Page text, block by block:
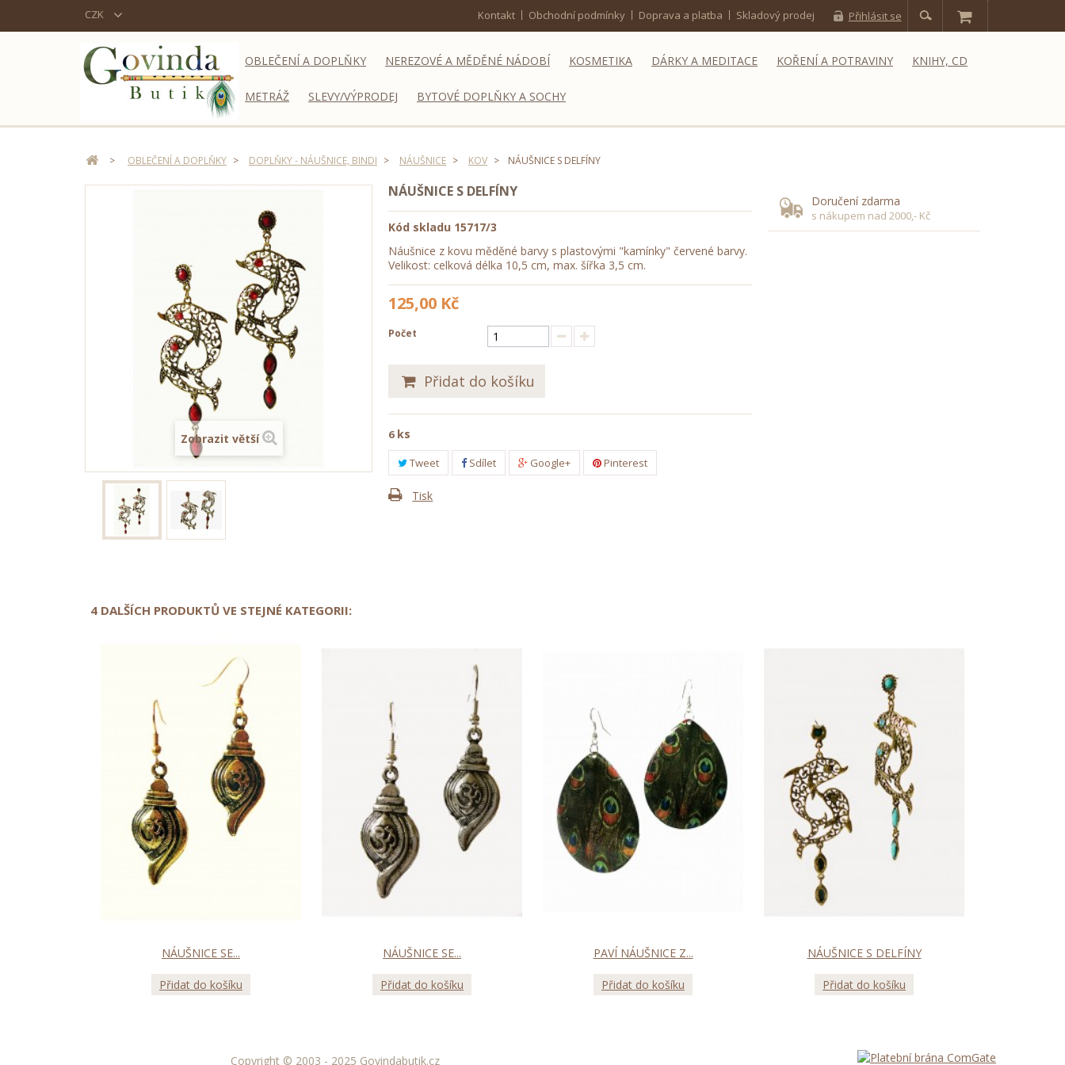
Přihlásit se
CZK Kontakt Obchodní podmínky Doprava a platba Skladový prodej
OBLEČENÍ A DOPLŇKY NEREZOVÉ A MĚDĚNÉ NÁDOBÍ KOSMETIKA DÁRKY A MEDITACE KOŘENÍ A POTRAVINY KNIHY, CD
METRÁŽ SLEVY/VÝPRODEJ BYTOVÉ DOPLŇKY A SOCHY
> OBLEČENÍ A DOPLŇKY > DOPLŇKY - NÁUŠNICE, BINDI > NÁUŠNICE > KOV > NÁUŠNICE S DELFÍNY
Zobrazit větší
NÁUŠNICE S DELFÍNY
Kód skladu 15717/3
Náušnice z kovu měděné barvy s plastovými "kamínky" červené barvy.
Velikost: celková délka 10,5 cm, max. šířka 3,5 cm.
125,00 Kč
Počet
Přidat do košíku
6 ks
Tweet Sdílet Google+ Pinterest
Tisk
Doručení zdarma
s nákupem nad 2000,- Kč
4 DALŠÍCH PRODUKTŮ VE STEJNÉ KATEGORII:
NÁUŠNICE SE...
Přidat do košíku
NÁUŠNICE SE...
Přidat do košíku
PAVÍ NÁUŠNICE Z...
Přidat do košíku
NÁUŠNICE S DELFÍNY
Přidat do košíku
Copyright © 2003 - 2025 Govindabutik.cz